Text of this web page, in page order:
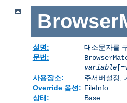
설명:
대소문자를
문법:
variable[=
사용장소:
주서버설정,
Override 옵션: FileInfo
상태:
Base